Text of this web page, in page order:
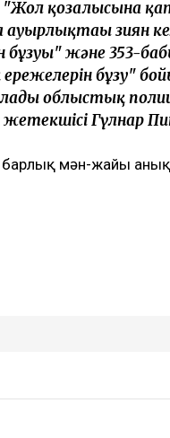
"Жол қозғалысына
зиян
бұзуы" және 353-
бұзу"
облыстық
Гүлнар
мән-жайы